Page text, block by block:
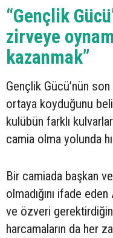
“Gençlik
zirveye
kazanmak”
Gençlik Gücü’nün
ortaya koyduğunu
kulübün farklı
camia olma yolunda
Bir camiada başkan
olmadığını ifade
ve özveri
harcamaların da her